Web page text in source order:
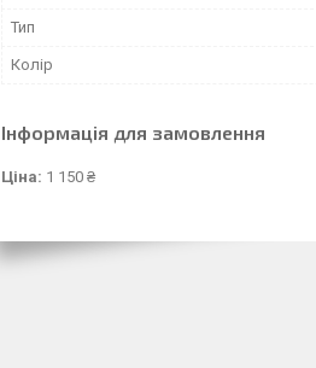
Тип
Колір
Інформація для замовлення
Ціна: 1 150 ₴